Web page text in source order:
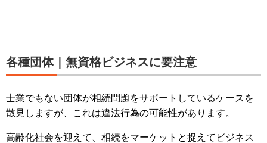
各種団体｜無資格ビジネスに要注意
士業でもない団体が相続問題をサポートしているケースを
散見しますが、これは違法行為の可能性があります。
高齢化社会を迎えて、相続をマーケットと捉えてビジネス